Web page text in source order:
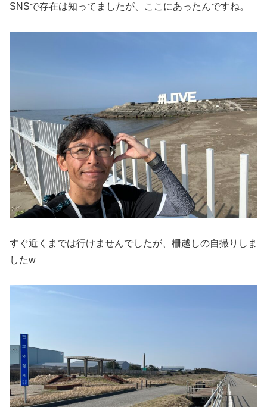
SNSで存在は知ってましたが、ここにあったんですね。
すぐ近くまでは行けませんでしたが、柵越しの自撮りしま
したw